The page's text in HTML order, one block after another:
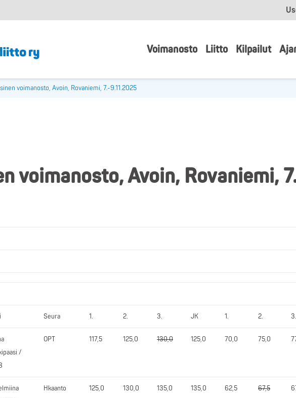
Voimanosto Liitto Kilpailut
voimanosto, Avoin, Rovaniemi, 7.-9.11.2025
voimanosto, Avoin, Rovaniemi,
Seura 1. 2. 3. JK 1. 2. 3.
/
OPT 117,5 125,0 130,0 125,0 70,0 75,0
Hkaanto 125,0 130,0 135,0 135,0 62,5 67,5